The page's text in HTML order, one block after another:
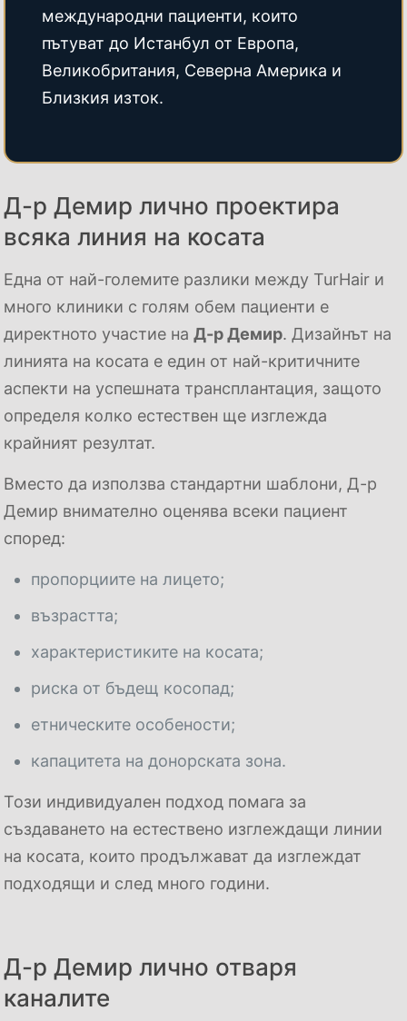
международни пациенти, които
пътуват до Истанбул от Европа,
Великобритания, Северна Америка и
Близкия изток.
Д-р Демир лично проектира
всяка линия на косата
Една от най-големите разлики между TurHair и
много клиники с голям обем пациенти е
директното участие наД-р Демир. Дизайнът на
линията на косата е един от най-критичните
аспекти на успешната трансплантация, защото
определя колко естествен ще изглежда
крайният резултат.
Вместо да използва стандартни шаблони, Д-р
Демир внимателно оценява всеки пациент
според:
пропорциите на лицето;
възрастта;
характеристиките на косата;
риска от бъдещ косопад;
етническите особености;
капацитета на донорската зона.
Този индивидуален подход помага за
създаването на естествено изглеждащи линии
на косата, които продължават да изглеждат
подходящи и след много години.
Д-р Демир лично отваря
каналите